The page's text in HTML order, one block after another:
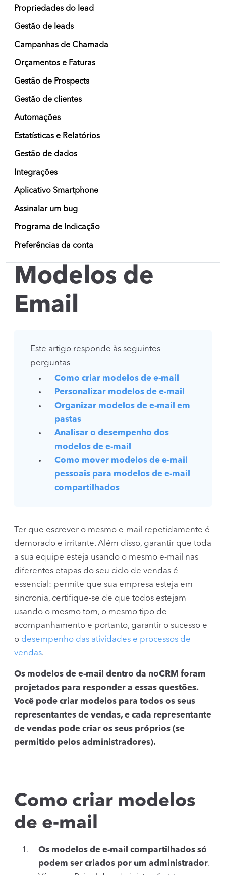
Propriedades do lead
Gestão de leads
Campanhas de Chamada
Orçamentos e Faturas
Gestão de Prospects
Gestão de clientes
Automações
Estatísticas e Relatórios
Gestão de dados
Integrações
Aplicativo Smartphone
Assinalar um bug
Programa de Indicação
Preferências da conta
Modelos de
Email
Este artigo responde às seguintes
perguntas
Como criar modelos de e-mail
Personalizar modelos de e-mail
Organizar modelos de e-mail em
pastas
Analisar o desempenho dos
modelos de e-mail
Como mover modelos de e-mail
pessoais para modelos de e-mail
compartilhados
Ter que escrever o mesmo e-mail repetidamente é
demorado e irritante. Além disso, garantir que toda
a sua equipe esteja usando o mesmo e-mail nas
diferentes etapas do seu ciclo de vendas é
essencial: permite que sua empresa esteja em
sincronia, certifique-se de que todos estejam
usando o mesmo tom, o mesmo tipo de
acompanhamento e portanto, garantir o sucesso e
o desempenho das atividades e processos de
vendas.
Os modelos de e-mail dentro da noCRM foram
projetados para responder a essas questões.
Você pode criar modelos para todos os seus
representantes de vendas, e cada representante
de vendas pode criar os seus próprios (se
permitido pelos administradores).
Como criar modelos
de e-mail
Os modelos de e-mail compartilhados só
podem ser criados por um administrador.